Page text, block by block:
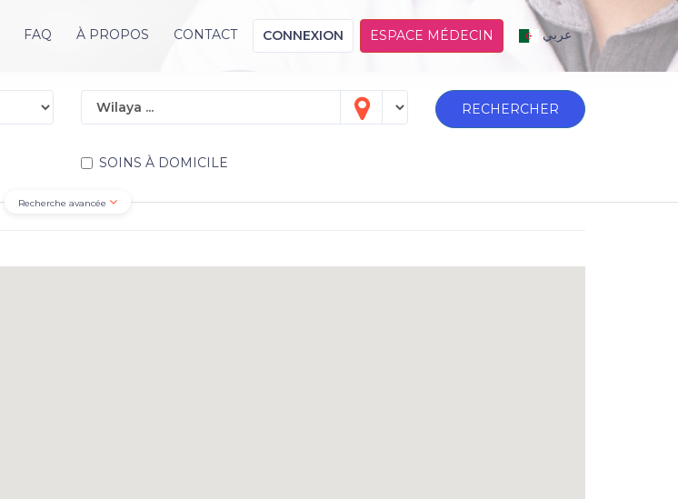
FAQ À PROPOS CONTACT CONNEXION ESPACE MÉDECIN عربي
RECHERCHER
SOINS À DOMICILE
Recherche avancée